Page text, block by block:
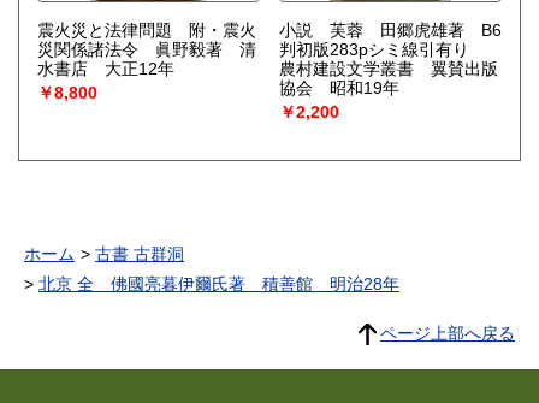
震火災と法律問題 附・震火
災関係諸法令 眞野毅著 清
水書店 大正12年
￥8,800
小説 芙蓉 田郷虎雄著 B6
判初版283pシミ線引有り
農村建設文学叢書 翼賛出版
協会 昭和19年
￥2,200
ホーム
古書 古群洞
北京 全 佛國亮暮伊爾氏著 積善館 明治28年
ページ上部へ戻る